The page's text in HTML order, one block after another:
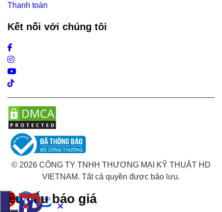
Thanh toán
Kết nối với chúng tôi
Facebook
Instagram
Youtube
Tiktok
© 2026 CÔNG TY TNHH THƯƠNG MẠI KỸ THUẬT HD
VIETNAM. Tất cả quyền được bảo lưu.
Yêu cầu báo giá